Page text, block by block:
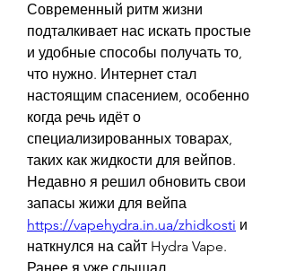
Современный ритм жизни
подталкивает нас искать простые
и удобные способы получать то,
что нужно. Интернет стал
настоящим спасением, особенно
когда речь идёт о
специализированных товарах,
таких как жидкости для вейпов.
Недавно я решил обновить свои
https://vapehydra.in.ua/zhidkosti и
наткнулся на сайт Hydra Vape.